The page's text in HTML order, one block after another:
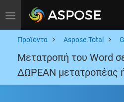
Toggle navigation
Προϊόντα Aspose.Total
Μετατροπή του Word
ΔΩΡΕΑΝ μετατροπέας